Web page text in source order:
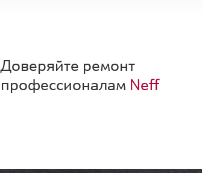
Доверяйте ремонт
профессионалам Neff